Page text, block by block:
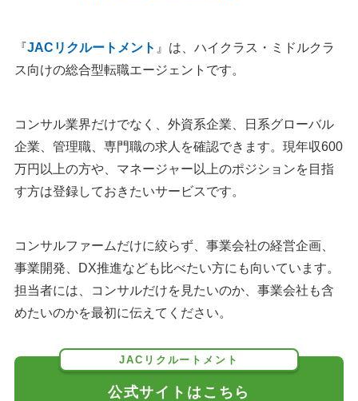
『JACリクルートメント 』は、ハイクラス・ミドルクラ
ス向けの総合型転職エージェントです。
コンサル業界だけでなく、外資系企業、日系グローバル
企業、管理職、専門職の求人を確認できます。現年収600
万円以上の方や、マネージャー以上のポジションを目指
す方は登録しておきたいサービスです。
コンサルファームだけに絞らず、事業会社の経営企画、
事業開発、DX推進なども比べたい方にも向いています。
担当者には、コンサルだけを見たいのか、事業会社も含
めたいのかを最初に伝えてください。
JACリクルートメント
公式サイトはこちら